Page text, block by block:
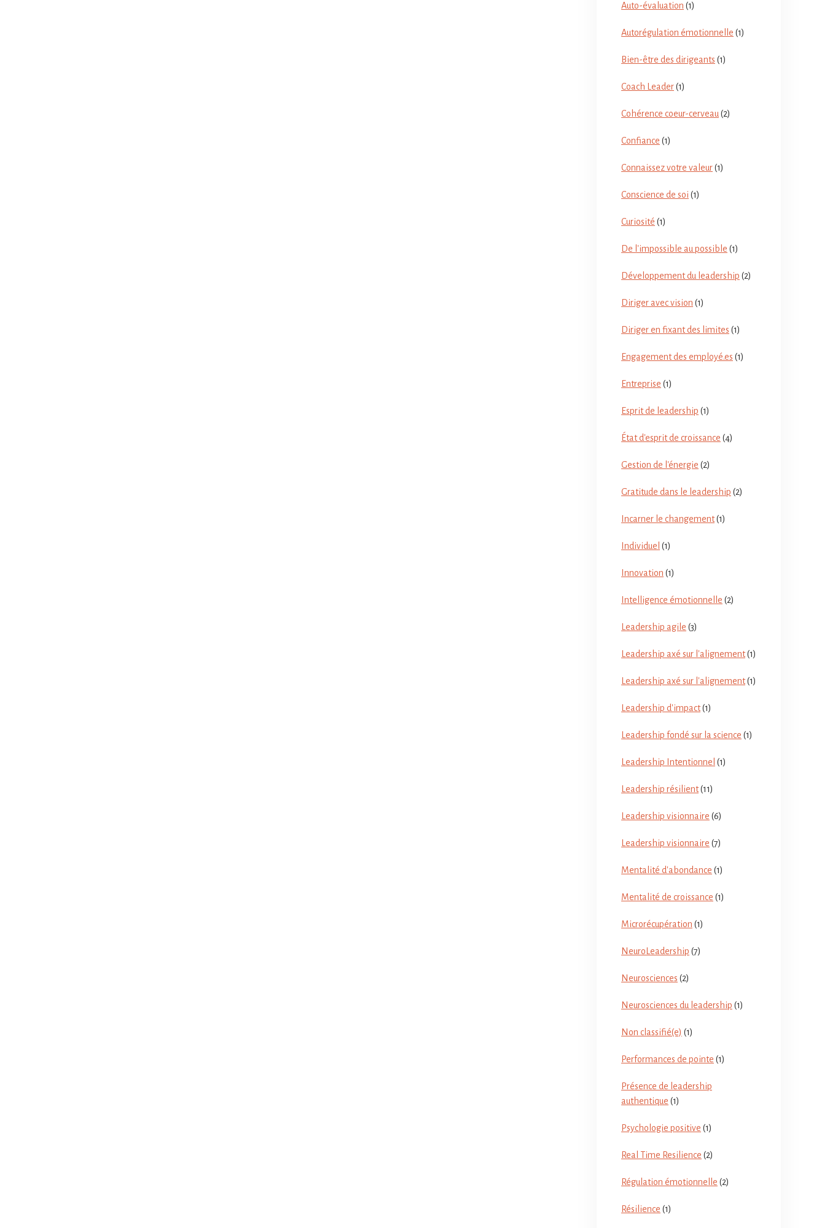
Auto-évaluation (1)
Autorégulation émotionnelle (1)
Bien-être des dirigeants (1)
Coach Leader(1)
Cohérence coeur-cerveau (2)
Confiance (1)
Connaissez votre valeur(1)
Conscience de soi (1)
Curiosité (1)
De l'impossible au possible (1)
Développement du leadership (2)
Diriger avec vision (1)
Diriger en fixant des limites (1)
Engagement des employé.es (1)
Entreprise (1)
Esprit de leadership (1)
État d'esprit de croissance (4)
Gestion de l'énergie (2)
Gratitude dans le leadership (2)
Incarner le changement(1)
Individuel (1)
Innovation (1)
Intelligence émotionnelle (2)
Leadership agile (3)
Leadership axé sur l'alignement(1)
Leadership axé sur l'alignement(1)
Leadership d'impact(1)
Leadership fondé sur la science (1)
Leadership Intentionnel (1)
Leadership résilient(11)
Leadership visionnaire (6)
Leadership visionnaire (7)
Mentalité d'abondance (1)
Mentalité de croissance (1)
Microrécupération (1)
NeuroLeadership (7)
Neurosciences (2)
Neurosciences du leadership (1)
Non classifié(e) (1)
Performances de pointe (1)
Présence de leadership
authentique (1)
Psychologie positive (1)
Real Time Resilience (2)
Régulation émotionnelle (2)
Résilience (1)